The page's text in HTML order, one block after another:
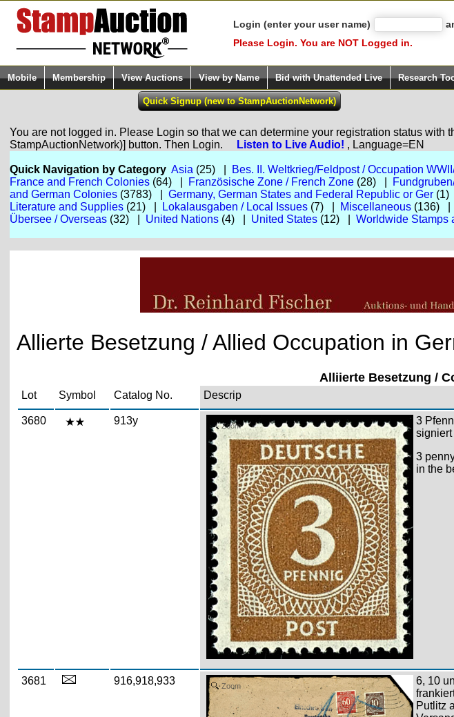
Login (enter your user name)
Please Login. You are NOT Logged in.
Mobile Membership View Auctions View by Name Bid with Unattended Live Research
You are not logged in. Please Login so that we can determine your registration status
StampAuctionNetwork)] button. Then Login.
Listen to Live Audio! , Language=EN
Quick Navigation by Category Asia (25) | Bes. II. Weltkrieg/Feldpost / Occupation
France and French Colonies(64) | Französische Zone / French Zone(28) |
and German Colonies(3783) | Germany, German States and Federal Republic or Ger(1)
Literature and Supplies(21) | Lokalausgaben / Local Issues(7) | Miscellaneous(136) |
Übersee / Overseas(32) | United Nations(4) | United States(12) | Worldwide Stamps
Allierte Besetzung / Allied Occupation in
Alliierte Besetzung /
Lot Symbol Catalog No. Descrip
3680 913y Zoom
3
signiert
3
in the
3681 916,918,933 Zoom
6, 10
Putlitz